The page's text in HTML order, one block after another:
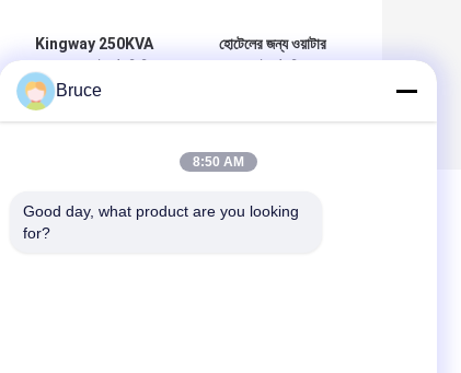
Kingway 250KVA
জেনারেটর সেট ভলভো
হোটেলের জন্য ওয়াটার
Bruce
8:50 AM
Good day, what product are you looking
for?